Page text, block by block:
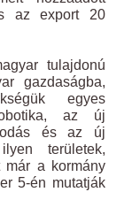
az export 20
tulajdonú
gazdaságba,
egyes
az új
és az új
területek,
már a kormány
5-én mutatják